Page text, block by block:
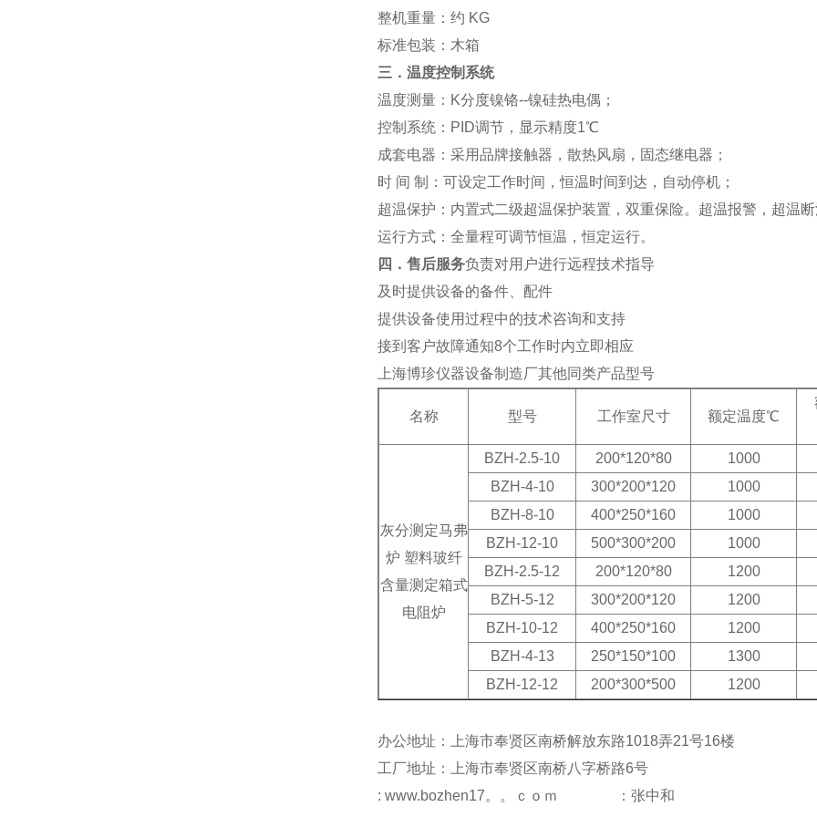
整机重量：约 KG
标准包装：木箱
三．温度控制系统
温度测量： K分度镍铬--镍硅热电偶；
控制系统： PID调节，显示精度1℃
成套电器：采用品牌接触器，散热风扇，固态继电器；
时 间 制：可设定工作时间，恒温时间到达，自动停机；
超温保护：内置式二级超温保护装置，双重保险。超温报警，超温断
运行方式：全量程可调节恒温，恒定运行。
四．售后服务负责对用户进行远程技术指导
及时提供设备的备件、配件
提供设备使用过程中的技术咨询和支持
接到客户故障通知8个工作时内立即相应
上海博珍仪器设备制造厂其他同类产品型号
名称 型号 工作室尺寸 额定温度℃
灰分测定马弗
炉 塑料玻纤
含量测定箱式
电阻炉
BZH-2.5-10 200*120*80 1000
BZH-4-10
300*200*120 1000
BZH-8-10
400*250*160 1000
BZH-12-10
500*300*200 1000
BZH-2.5-12
200*120*80 1200
BZH-5-12
300*200*120 1200
BZH-10-12
400*250*160 1200
BZH-4-13
250*150*100 1300
BZH-12-12
200*300*500 1200
办公地址：上海市奉贤区南桥解放东路1018弄21号16楼
工厂地址：上海市奉贤区南桥八字桥路6号
: www.bozhen17。。ｃｏｍ
： 张中和